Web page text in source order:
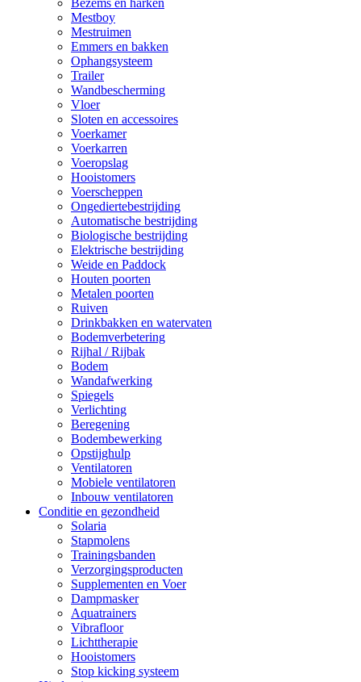
Bezems en harken
Mestboy
Mestruimen
Emmers en bakken
Ophangsysteem
Trailer
Wandbescherming
Vloer
Sloten en accessoires
Voerkamer
Voerkarren
Voeropslag
Hooistomers
Voerscheppen
Ongediertebestrijding
Automatische bestrijding
Biologische bestrijding
Elektrische bestrijding
Weide en Paddock
Houten poorten
Metalen poorten
Ruiven
Drinkbakken en watervaten
Bodemverbetering
Rijhal / Rijbak
Bodem
Wandafwerking
Spiegels
Verlichting
Beregening
Bodembewerking
Opstijghulp
Ventilatoren
Mobiele ventilatoren
Inbouw ventilatoren
Conditie en gezondheid
Solaria
Stapmolens
Trainingsbanden
Verzorgingsproducten
Supplementen en Voer
Dampmasker
Aquatrainers
Vibrafloor
Lichttherapie
Hooistomers
Stop kicking systeem